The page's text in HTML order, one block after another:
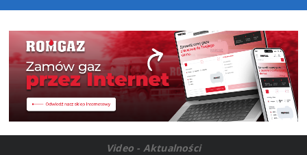
Video - Aktualności